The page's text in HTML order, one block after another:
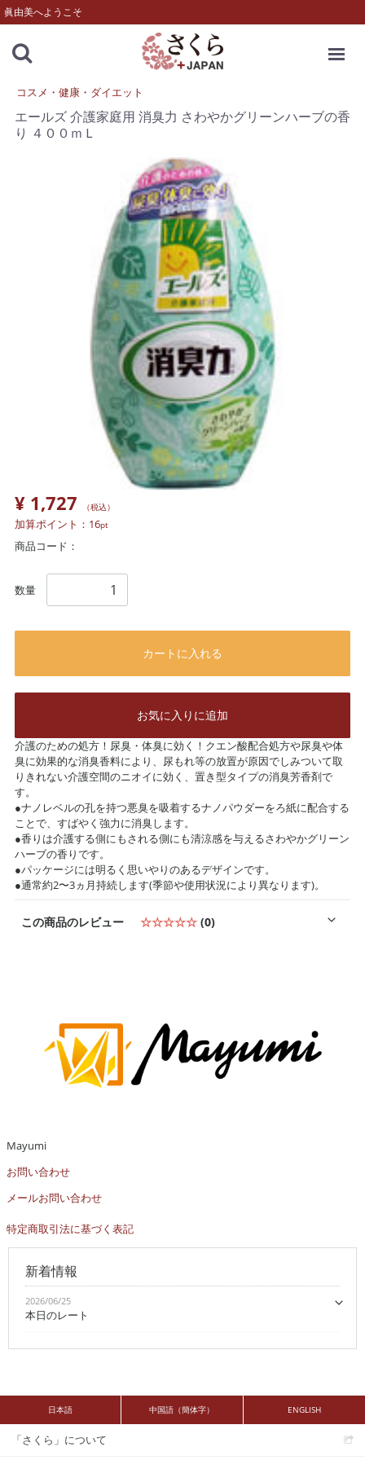
眞由美へようこそ
コスメ・健康・ダイエット
エールズ 介護家庭用 消臭力 さわやかグリーンハーブの香
り ４００ｍＬ
¥ 1,727 （税込）
加算ポイント： 16pt
商品コード：
数量
カートに入れる
お気に入りに追加
介護のための処方！尿臭・体臭に効く！クエン酸配合処方や尿臭や体
臭に効果的な消臭香料により、尿もれ等の放置が原因でしみついて取
りきれない介護空間のニオイに効く、置き型タイプの消臭芳香剤で
す。
●ナノレベルの孔を持つ悪臭を吸着するナノパウダーをろ紙に配合する
ことで、すばやく強力に消臭します。
●香りは介護する側にもされる側にも清涼感を与えるさわやかグリーン
ハーブの香りです。
●パッケージには明るく思いやりのあるデザインです。
●通常約2〜3ヵ月持続します(季節や使用状況により異なります)。
この商品のレビュー ☆☆☆☆☆ (0)
Mayumi
お問い合わせ
メールお問い合わせ
特定商取引法に基づく表記
新着情報
2026/06/25
本日のレート
日本語 中国語（簡体字） ENGLISH
「さくら」について